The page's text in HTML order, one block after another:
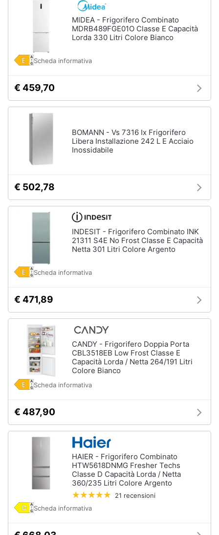
MIDEA - Frigorifero Combinato
MDRB489FGE01O Classe E Capacità
Lorda 330 Litri Colore Bianco
Scheda informativa
€ 459,70
BOMANN - Vs 7316 Ix Frigorifero
Libera Installazione 242 L E Acciaio
Inossidabile
€ 502,78
INDESIT - Frigorifero Combinato INK
21311 S4E No Frost Classe E Capacità
Netta 301 Litri Colore Argento
Scheda informativa
€ 471,89
CANDY - Frigorifero Doppia Porta
CBL3518EB Low Frost Classe E
Capacità Lorda / Netta 264/191 Litri
Colore Bianco
Scheda informativa
€ 487,90
HAIER - Frigorifero Combinato
HTW5618DNMG Fresher Techs
Classe D Capacità Lorda / Netta
360/235 Litri Colore Argento
21 recensioni
Scheda informativa